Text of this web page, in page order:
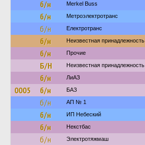
б/н Merkel Buss
б/н Метроэлектротранс
б/н Електротранс
б/н Неизвестная принадлежность
б/н Прочие
Б/Н Неизвестная принадлежность
б/н ЛиАЗ
0005 б/н БАЗ
б/н АП № 1
б/н ИП Небеский
б/н Некстбас
б/н Электротяжмаш